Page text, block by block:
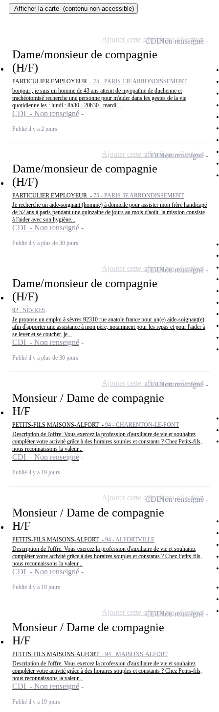
Afficher la carte (contenu non-accessible)
Dame/monsieur de compagnie
(H/F)
PARTICULIER EMPLOYEUR - 75 - PARIS 13E ARRONDISSEMENT
bonjour , je suis un homme de 43 ans atteint de myopathie de duchenne et
trachéotomisé recherche une personne pour m'aider dans les gestes de la vie
quotidienne les : lundi : 8h30 - 20h30 , mardi,...
CDI - Non renseigné
Publié il y a 2 jours
CDINon renseigné
Ajouter cette offre à ma sélection
Dame/monsieur de compagnie
(H/F)
PARTICULIER EMPLOYEUR - 75 - PARIS 5E ARRONDISSEMENT
Je recherche un aide-soignant (homme) à domicile pour assister mon frère handicapé
de 52 ans à paris pendant une quinzaine de jours au mois d'août. la mission consiste
à l'aider avec son hygiène...
CDI - Non renseigné
Publié il y a plus de 30 jours
CDINon renseigné
Ajouter cette offre à ma sélection
Dame/monsieur de compagnie
(H/F)
92 - SÈVRES
Je propose un emploi à sèvres 92310 rue anatole france pour un(e) aide-soignant(e)
afin d'apporter une assistance à mon père, notamment pour les repas et pour l'aider à
se lever et se coucher. je...
CDI - Non renseigné
Publié il y a plus de 30 jours
CDINon renseigné
Ajouter cette offre à ma sélection
Monsieur / Dame de compagnie
H/F
PETITS-FILS MAISONS-ALFORT - 94 - CHARENTON-LE-PONT
Description de l'offre: Vous exercez la profession d'auxiliaire de vie et souhaitez
compléter votre activité grâce à des horaires souples et constants ? Chez Petits-fils,
nous reconnaissons la valeur...
CDI - Non renseigné
Publié il y a 19 jours
CDINon renseigné
Ajouter cette offre à ma sélection
Monsieur / Dame de compagnie
H/F
PETITS-FILS MAISONS-ALFORT - 94 - ALFORTVILLE
Description de l'offre: Vous exercez la profession d'auxiliaire de vie et souhaitez
compléter votre activité grâce à des horaires souples et constants ? Chez Petits-fils,
nous reconnaissons la valeur...
CDI - Non renseigné
Publié il y a 19 jours
CDINon renseigné
Ajouter cette offre à ma sélection
Monsieur / Dame de compagnie
H/F
PETITS-FILS MAISONS-ALFORT - 94 - MAISONS-ALFORT
Description de l'offre: Vous exercez la profession d'auxiliaire de vie et souhaitez
compléter votre activité grâce à des horaires souples et constants ? Chez Petits-fils,
nous reconnaissons la valeur...
CDI - Non renseigné
Publié il y a 19 jours
CDINon renseigné
Ajouter cette offre à ma sélection